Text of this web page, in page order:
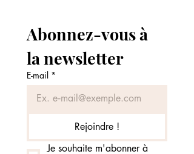
Abonnez-vous à
la newsletter
E-mail *
Rejoindre !
Je souhaite m'abonner à